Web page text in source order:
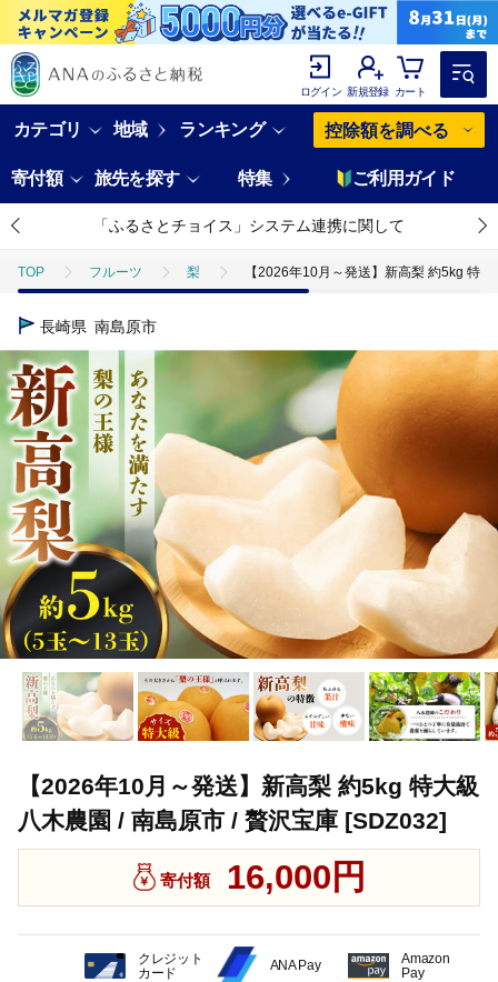
ログイン 新規登録 カート
カテゴリ 地域 ランキング 控除額を調べる
寄付額 旅先を探す 特集 ご利用ガイド
「ふるさとチョイス」システム連携に関して
TOP フルーツ 梨 【2026年10月～発送】新高梨 約5kg 特
長崎県 南島原市
【2026年10月～発送】新高梨 約5kg 特大級
八木農園 / 南島原市 / 贅沢宝庫 [SDZ032]
寄付額 16,000円
クレジット
カード
ANA Pay
Amazon
Pay